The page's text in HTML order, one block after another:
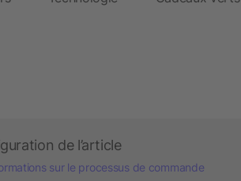
de l’article
sur le processus de commande